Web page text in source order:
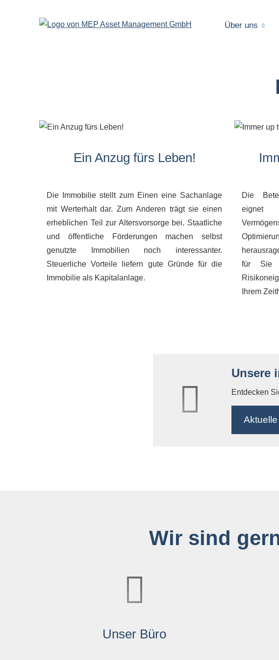
Über uns
Ein Anzug fürs Leben!
Die Immobilie stellt zum Einen eine Sachanlage
mit Werterhalt dar. Zum Anderen trägt sie einen
erheblichen Teil zur Alters­vorsorge bei. Staatliche
und öffentliche Förderungen machen selbst
genutzte Immobilien noch interessanter.
Steuerliche Vorteile liefern gute Gründe für die
Immobilie als Kapitalanlage.
Die
für Sie
Ihrem
Unsere
Entdecken
Wir sind
Unser Büro